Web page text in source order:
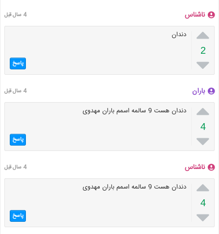
ناشناس 4 سال قبل

2

دندان
پاسخ
باران 4 سال قبل

4

دندان هست 9 سالمه اسمم باران مهدوی
پاسخ
ناشناس 4 سال قبل

4

دندان هست 9 سالمه اسمم باران مهدوی
پاسخ